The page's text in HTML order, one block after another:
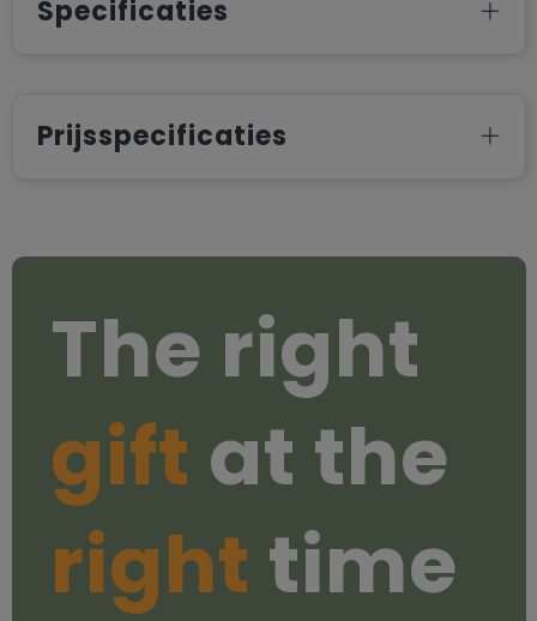
Specificaties
Prijsspecificaties
The right
gift at the
right time